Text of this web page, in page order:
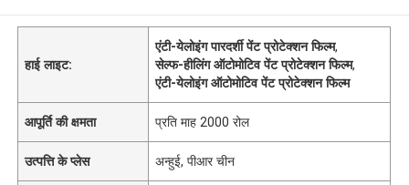
हाई लाइट:
एंटी-येलोइंग पारदर्शी पेंट प्रोटेक्शन फिल्म,
सेल्फ-हीलिंग ऑटोमोटिव पेंट प्रोटेक्शन फिल्म,
एंटी-येलोइंग ऑटोमोटिव पेंट प्रोटेक्शन फिल्म
आपूर्ति की क्षमता प्रति माह 2000 रोल
उत्पत्ति के प्लेस अन्हुई, पीआर चीन